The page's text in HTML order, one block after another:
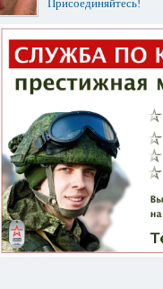
Присоединяйтесь!